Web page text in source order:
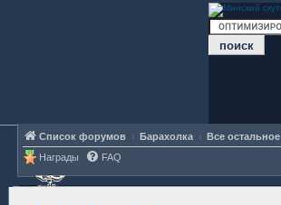
Список форумов Барахолка Все остальное
Награды
FAQ